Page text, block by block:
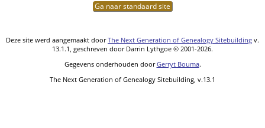
Ga naar standaard site
Deze site werd aangemaakt doorThe Next Generation of Genealogy Sitebuilding v.
13.1.1, geschreven door Darrin Lythgoe © 2001-2026.
Gegevens onderhouden doorGerryt Bouma.
The Next Generation of Genealogy Sitebuilding, v.13.1